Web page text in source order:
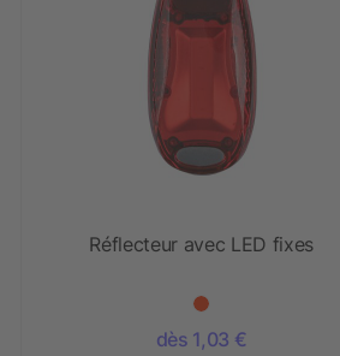
Réflecteur avec LED fixes
dès 1,03 €